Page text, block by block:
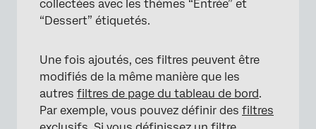
collectées avec les thèmes “Entrée” et
“Dessert” étiquetés.
Une fois ajoutés, ces filtres peuvent être
modifiés de la même manière que les
autres filtres de page du tableau de bord.
Par exemple, vous pouvez définir des filtres